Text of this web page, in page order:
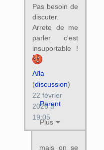
Pas besoin de
discuter.
Arrete de me
parler c'est
insuportable !
Parent
Plus
Aïla
(discussion)
22 février
2026 à
19:05
mais on se